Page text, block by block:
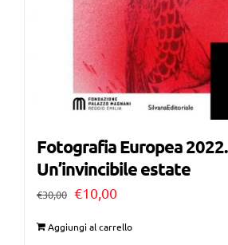
Fotografia Europea 2022.
Un’invincibile estate
€30,00 Il
€10,00Il
Aggiungi al carrello